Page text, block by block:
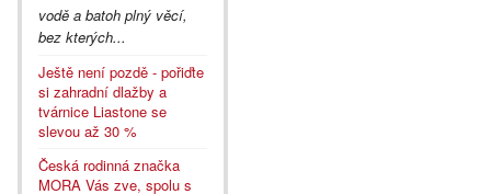
vodě a batoh plný věcí,
bez kterých...
Ještě není pozdě - pořiďte
si zahradní dlažby a
tvárnice Liastone se
slevou až 30 %
Česká rodinná značka
MORA Vás zve, spolu s